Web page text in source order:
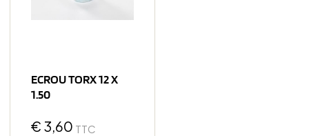
ECROU TORX 12 X
1.50
€ 3,60 TTC